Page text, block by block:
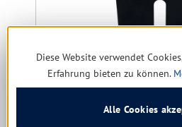
Diese Website verwendet
Erfahrung bieten zu können.
Alle Cookies